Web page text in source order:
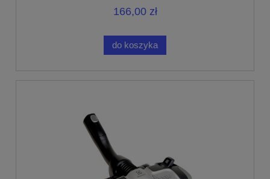
166,00 zł
do koszyka